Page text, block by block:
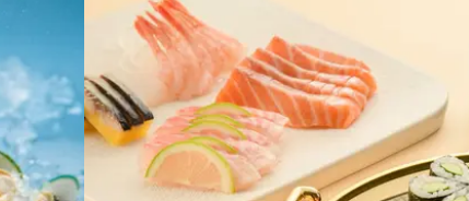
餐廳客服
常見問題
EZTABLE 禮物卡